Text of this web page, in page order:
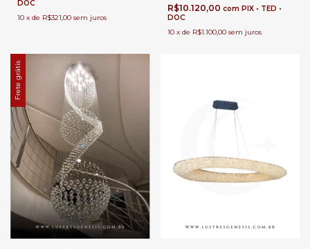
DOC
10 x de R$321,00 sem juros
R$10.120,00 com PIX • TED •
DOC
10 x de R$1.100,00 sem juros
Frete grátis